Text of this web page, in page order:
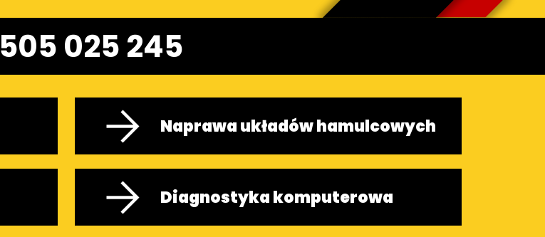
505 025 245
Naprawa układów hamulcowych
Diagnostyka komputerowa